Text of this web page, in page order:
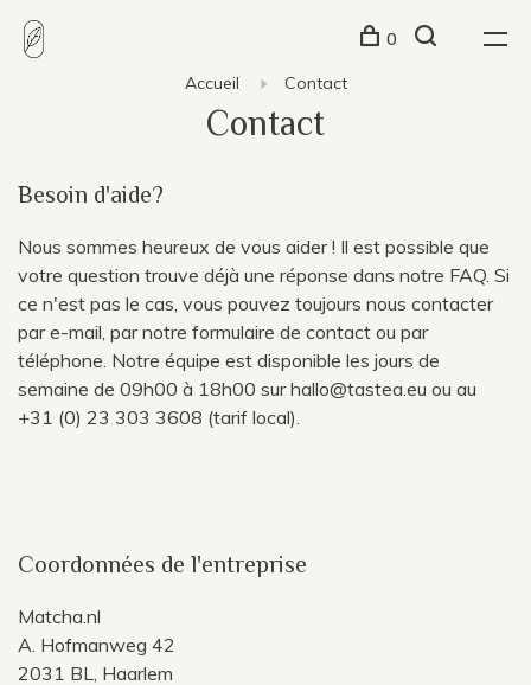
0
Accueil Contact
Contact
Besoin d'aide?
Nous sommes heureux de vous aider ! Il est possible que
votre question trouve déjà une réponse dans notre FAQ. Si
ce n'est pas le cas, vous pouvez toujours nous contacter
par e-mail, par notre formulaire de contact ou par
téléphone. Notre équipe est disponible les jours de
semaine de 09h00 à 18h00 surhallo@tastea.eu ou au
+31 (0) 23 303 3608 (tarif local).
Coordonnées de l'entreprise
Matcha.nl
A. Hofmanweg 42
2031 BL, Haarlem